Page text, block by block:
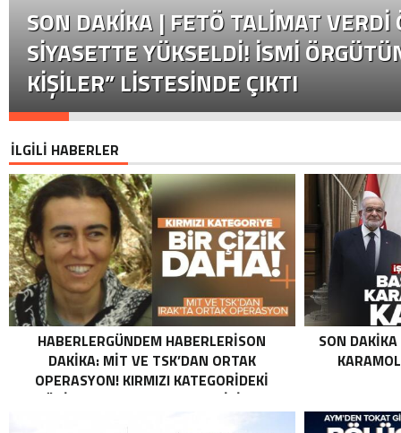
SON DAKİKA | FETÖ TALIMAT VERDI
SIYASETTE YÜKSELDI! İSMI
KIŞILER” LISTESINDE ÇIKTI
İLGİLİ HABERLER
HABERLERGÜNDEM HABERLERISON
DAKIKA: MİT VE TSK’DAN ORTAK
OPERASYON! KIRMIZI KATEGORIDEKI
TERÖRIST NAZLI TAŞPINAR ETKISIZ HALE
SON